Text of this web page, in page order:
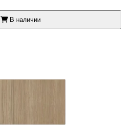
В наличии